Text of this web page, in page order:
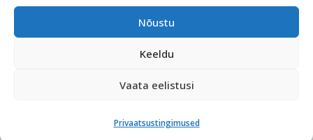
Nõustu
Keeldu
Vaata eelistusi
Privaatsustingimused
Turismiprofessionaalile
Harju-, Rapla- ja Läänemaa DMO
Meediakajastused